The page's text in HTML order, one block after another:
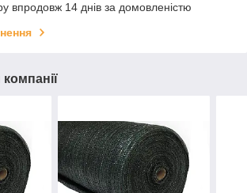
впродовж 14 днів за домовленістю